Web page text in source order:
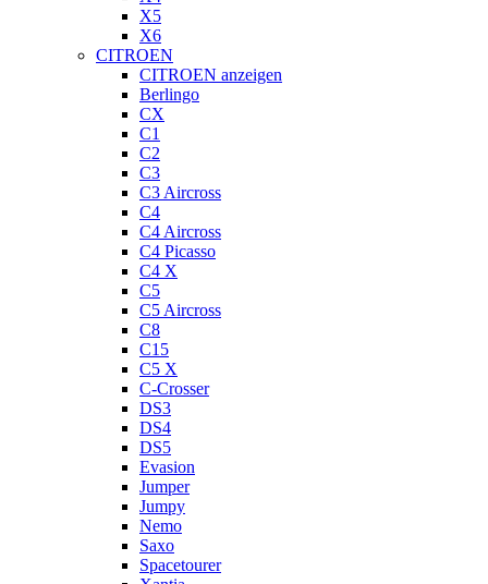
X5
X6
CITROEN
CITROEN anzeigen
Berlingo
CX
C1
C2
C3
C3 Aircross
C4
C4 Aircross
C4 Picasso
C4 X
C5
C5 Aircross
C8
C15
C5 X
C-Crosser
DS3
DS4
DS5
Evasion
Jumper
Jumpy
Nemo
Saxo
Spacetourer